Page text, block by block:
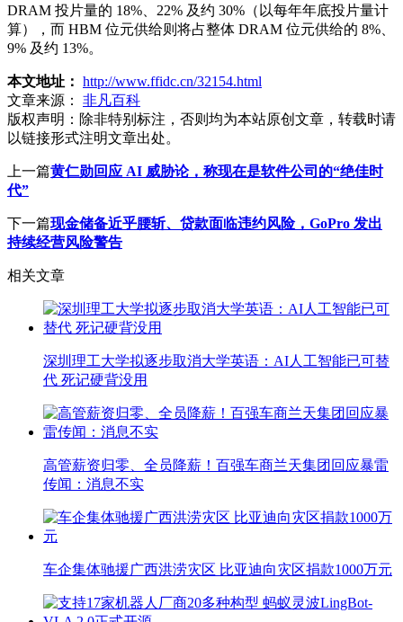
DRAM 投片量的 18%、22% 及约 30%（以每年年底投片量计
算），而 HBM 位元供给则将占整体 DRAM 位元供给的 8%、
9% 及约 13%。
本文地址： http://www.ffidc.cn/32154.html
文章来源：
非凡百科
版权声明： 除非特别标注，否则均为本站原创文章，转载时请
以链接形式注明文章出处。
上一篇黄仁勋回应 AI 威胁论，称现在是软件公司的“绝佳时
代”
下一篇现金储备近乎腰斩、贷款面临违约风险，GoPro 发出
持续经营风险警告
相关文章
深圳理工大学拟逐步取消大学英语：AI人工智能已可替
代 死记硬背没用
高管薪资归零、全员降薪！百强车商兰天集团回应暴雷
传闻：消息不实
车企集体驰援广西洪涝灾区 比亚迪向灾区捐款1000万元